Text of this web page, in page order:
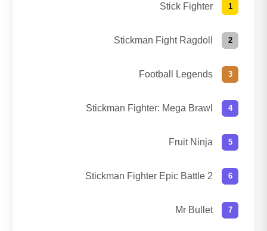
Stick Fighter
Stickman Fight Ragdoll
Football Legends
Stickman Fighter: Mega Brawl
Fruit Ninja
Stickman Fighter Epic Battle 2
Mr Bullet